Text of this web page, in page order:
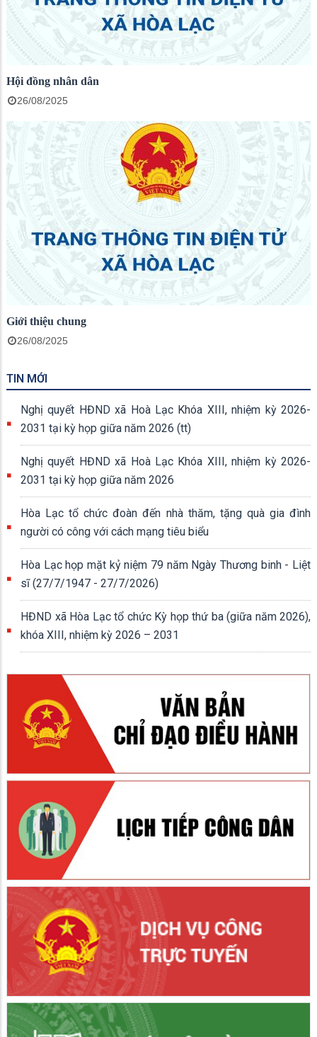
Hội đồng nhân dân
26/08/2025
Giới thiệu chung
26/08/2025
TIN MỚI
Nghị quyết HĐND xã Hoà Lạc Khóa XIII, nhiệm kỳ 2026-
2031 tại kỳ họp giữa năm 2026 (tt)
Nghị quyết HĐND xã Hoà Lạc Khóa XIII, nhiệm kỳ 2026-
2031 tại kỳ họp giữa năm 2026
Hòa Lạc tổ chức đoàn đến nhà thăm, tặng quà gia đình
người có công với cách mạng tiêu biểu
Hòa Lạc họp mặt kỷ niệm 79 năm Ngày Thương binh - Liệt
sĩ (27/7/1947 - 27/7/2026)
HĐND xã Hòa Lạc tổ chức Kỳ họp thứ ba (giữa năm 2026),
khóa XIII, nhiệm kỳ 2026 – 2031